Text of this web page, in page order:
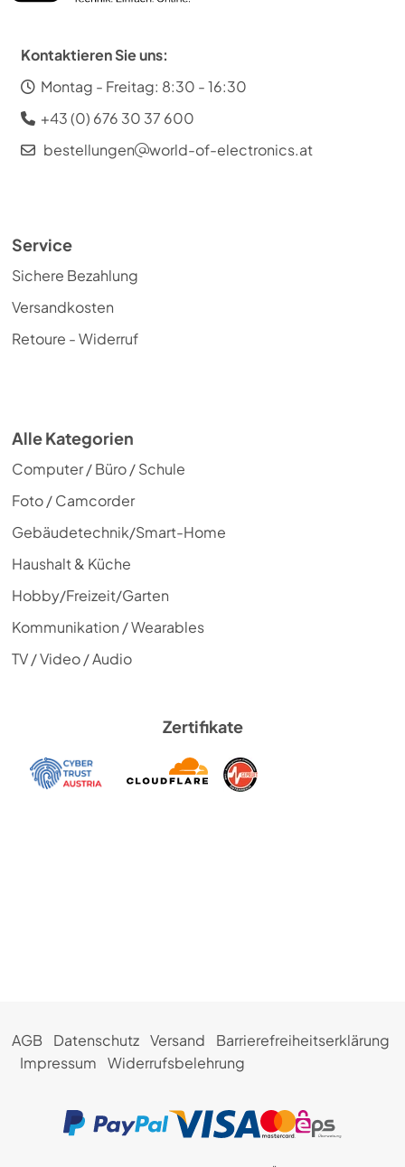
Kontaktieren Sie uns:
Montag - Freitag: 8:30 - 16:30
+43 (0) 676 30 37 600
bestellungen
world-of-electronics.at
Service
Sichere Bezahlung
Versandkosten
Retoure - Widerruf
Alle Kategorien
Computer / Büro / Schule
Foto / Camcorder
Gebäudetechnik/Smart-Home
Haushalt & Küche
Hobby/Freizeit/Garten
Kommunikation / Wearables
TV / Video / Audio
Zertifikate
AGB Datenschutz Versand
Barrierefreiheitserklärung
Impressum
Widerrufsbelehrung